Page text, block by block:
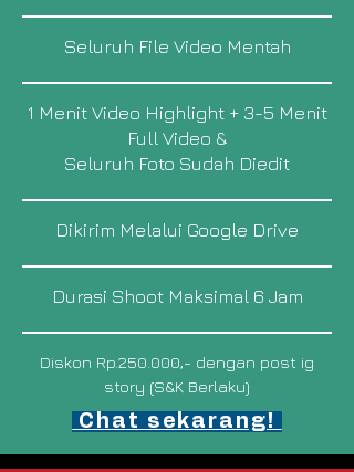
Seluruh File Video Mentah
1 Menit Video Highlight + 3-5 Menit
Full Video &
Seluruh Foto Sudah Diedit
Dikirim Melalui Google Drive
Durasi Shoot Maksimal 6 Jam
Diskon Rp.250.000,- dengan post ig
story (S&K Berlaku)
Chat sekarang!